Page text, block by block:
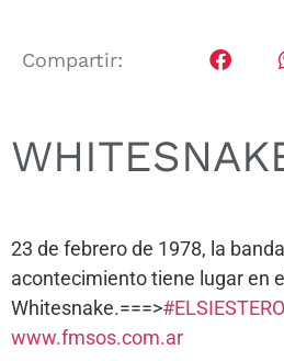
Compartir:
23 de febrero de 1978, la
acontecimiento tiene lugar en
Whitesnake.===>#ELSIESTERO
www.fmsos.com.ar